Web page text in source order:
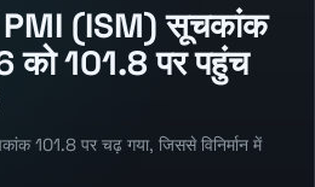
PMI (ISM) सूचकांक
101.8 पर पहुंच
101.8 पर चढ़ गया, जिससे विनिर्मान में